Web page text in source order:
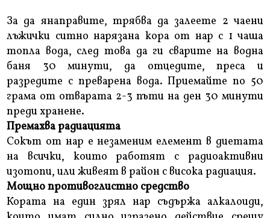
За да янаправите, трябва да залеете 2 чаени
лъжички ситно нарязана кора от нар с 1 чаша
топла вода, след това да ги сварите на водна
баня 30 минути, да отцедите, преса и
разредите с преварена вода. Приемайте по 50
грама от отварата 2-3 пъти на ден 30 минути
преди хранене.
Премахва радиацията
Сокът от нар е незаменим елемент в диетата
на всички, които работят с радиоактивни
изотопи, или живеят в район с висока радиация.
Мощно противоглистно средство
Кората на един зрял нар съдържа алкалоиди,